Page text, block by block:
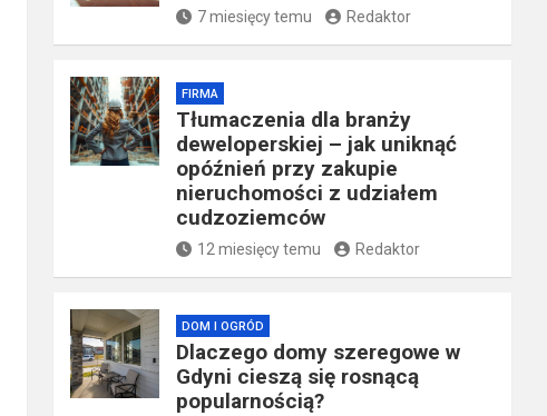
7 miesięcy temu Redaktor
FIRMA
Tłumaczenia dla branży
deweloperskiej – jak uniknąć
opóźnień przy zakupie
nieruchomości z udziałem
cudzoziemców
12 miesięcy temu Redaktor
DOM I OGRÓD
Dlaczego domy szeregowe w
Gdyni cieszą się rosnącą
popularnością?